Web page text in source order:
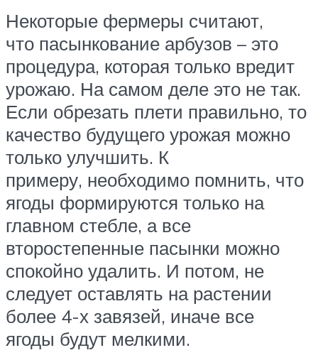
Некоторые фермеры считают,
что пасынкование арбузов – это
процедура, которая только вредит
урожаю. На самом деле это не так.
Если обрезать плети правильно, то
качество будущего урожая можно
только улучшить. К
примеру, необходимо помнить, что
ягоды формируются только на
главном стебле, а все
второстепенные пасынки можно
спокойно удалить. И потом, не
следует оставлять на растении
более 4-х завязей, иначе все
ягоды будут мелкими.